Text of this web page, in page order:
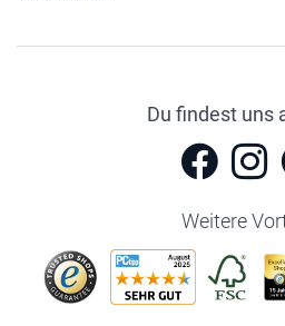
Du findest uns
Weitere